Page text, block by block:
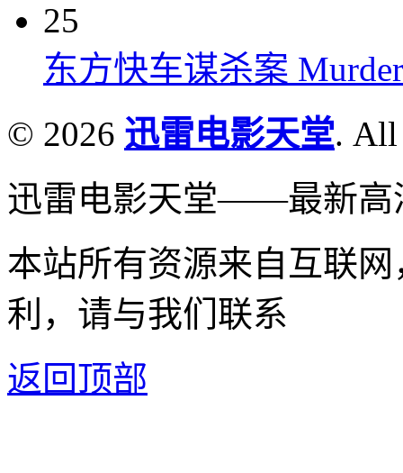
25
东方快车谋杀案
© 2026 迅雷电影天堂. All
迅雷电影天堂——最新高
本站所有资源来自互联
利，请与我们联系
返回顶部